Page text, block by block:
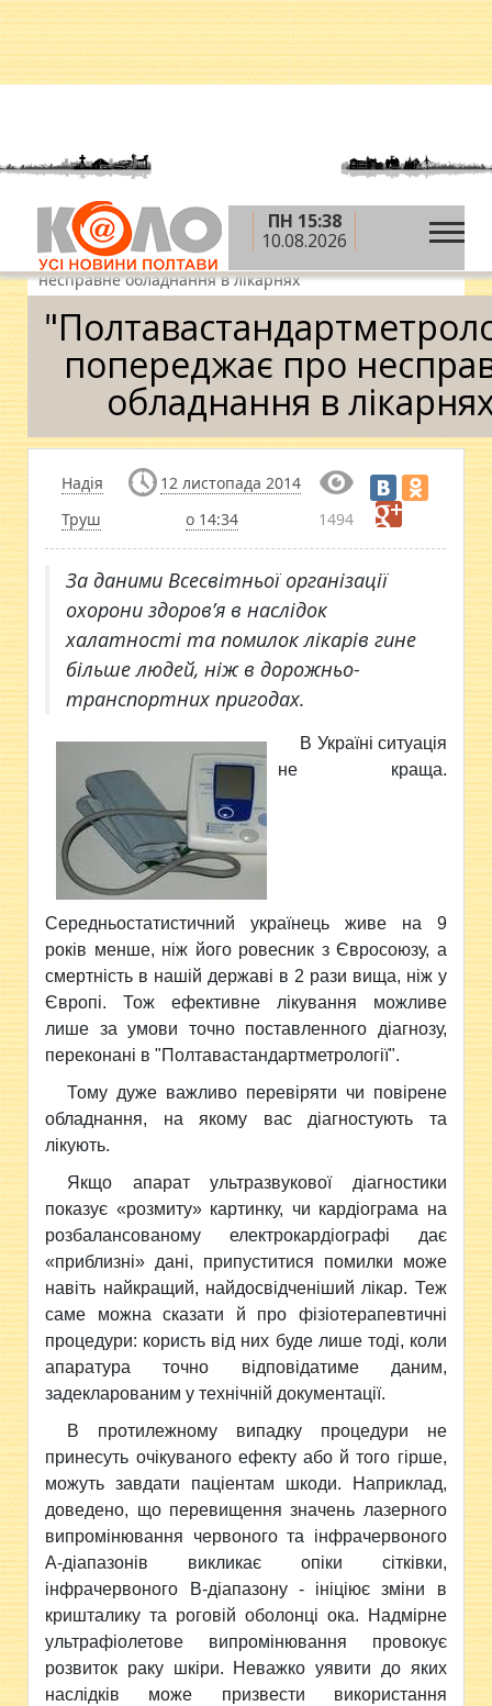
ПН 15:38
10.08.2026
Головна » Новини
»"Полтавастандартметрологія" попереджає про
несправне обладнання в лікарнях
попереджає про
обладнання в
Надія
Труш
12 листопада 2014
о 14:34
1494
За даними Всесвітньої організації
охорони здоров’я в наслідок
халатності та помилок лікарів гине
більше людей, ніж в дорожньо-
транспортних пригодах.
В Україні ситуація
не краща.
Середньостатистичний українець живе на 9
років менше, ніж його ровесник з Євросоюзу, а
смертність в нашій державі в 2 рази вища, ніж у
Європі. Тож ефективне лікування можливе
лише за умови точно поставленного діагнозу,
переконані в "Полтавастандартметрології".
Тому дуже важливо перевіряти чи повірене
обладнання, на якому вас діагностують та
лікують.
Якщо апарат ультразвукової діагностики
показує «розмиту» картинку, чи кардіограма на
розбалансованому електрокардіографі дає
«приблизні» дані, припуститися помилки може
навіть найкращий, найдосвідченіший лікар. Теж
саме можна сказати й про фізіотерапевтичні
процедури: користь від них буде лише тоді, коли
апаратура точно відповідатиме даним,
задекларованим у технічній документації.
В протилежному випадку процедури не
принесуть очікуваного ефекту або й того гірше,
можуть завдати паціентам шкоди. Наприклад,
доведено, що перевищення значень лазерного
випромінювання червоного та інфрачервоного
А-діапазонів викликає опіки сітківки,
інфрачервоного В-діапазону - ініціює зміни в
кришталику та роговій оболонці ока. Надмірне
ультрафіолетове випромінювання провокує
розвиток раку шкіри. Неважко уявити до яких
наслідків може призвести використання